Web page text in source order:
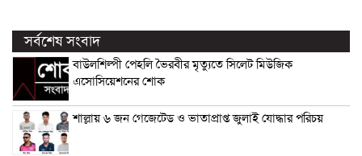
সর্বশেষ সংবাদ
বাউলশিল্পী পেহলি ভৈরবীর মৃত্যুতে সিলেট মিউজিক
এসোসিয়েশনের শোক
শাল্লায় ৬ জন গেজেটেড ও ভাতাপ্রাপ্ত জুলাই যোদ্ধার পরিচয়